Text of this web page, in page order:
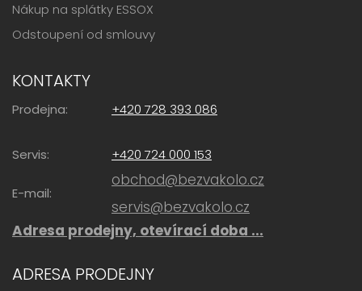
Nákup na splátky ESSOX
Odstoupení od smlouvy
KONTAKTY
Prodejna: +420 728 393 086
Servis: +420 724 000 153
E-mail:
obchod@bezvakolo.cz
servis@bezvakolo.cz
Adresa prodejny, otevírací doba ...
ADRESA PRODEJNY